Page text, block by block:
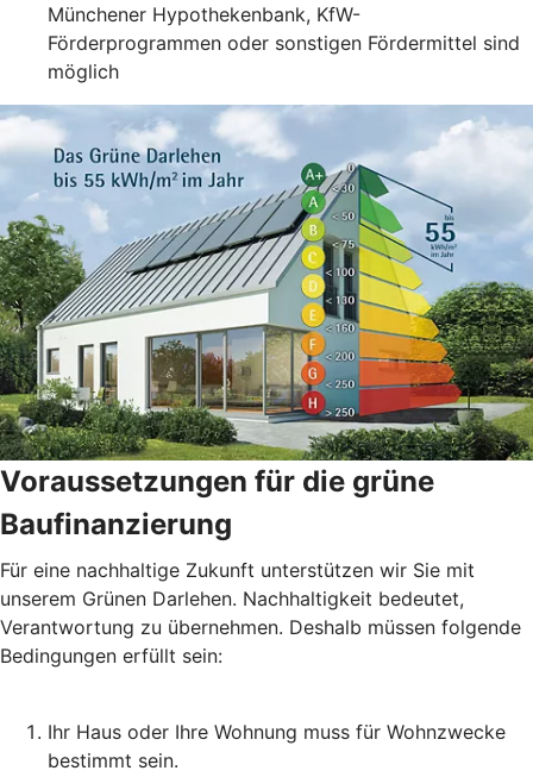
Münchener Hypothekenbank, KfW-
Förderprogrammen oder sonstigen Fördermittel sind
möglich
Voraussetzungen für die grüne
Baufinanzierung
Für eine nachhaltige Zukunft unterstützen wir Sie mit
unserem Grünen Darlehen. Nachhaltigkeit bedeutet,
Verantwortung zu übernehmen. Deshalb müssen folgende
Bedingungen erfüllt sein:
Ihr Haus oder Ihre Wohnung muss für Wohnzwecke
bestimmt sein.